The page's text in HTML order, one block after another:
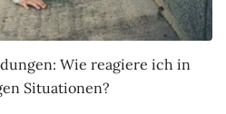
Wie reagiere ich in
Situationen?